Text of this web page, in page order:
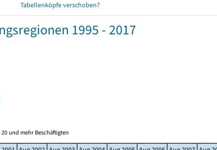
Tabellenköpfe verschoben?
1995 - 2017
und mehr Beschäftigten